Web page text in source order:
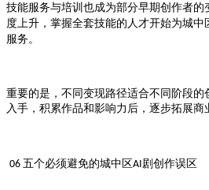
技能服务与培训也成为部分早期创作者的
度上升，掌握全套技能的人才开始为城中
服务。
重要的是，不同变现路径适合不同阶段
入手，积累作品和影响力后，逐步拓展商
06 五个必须避免的城中区AI 剧创作误区